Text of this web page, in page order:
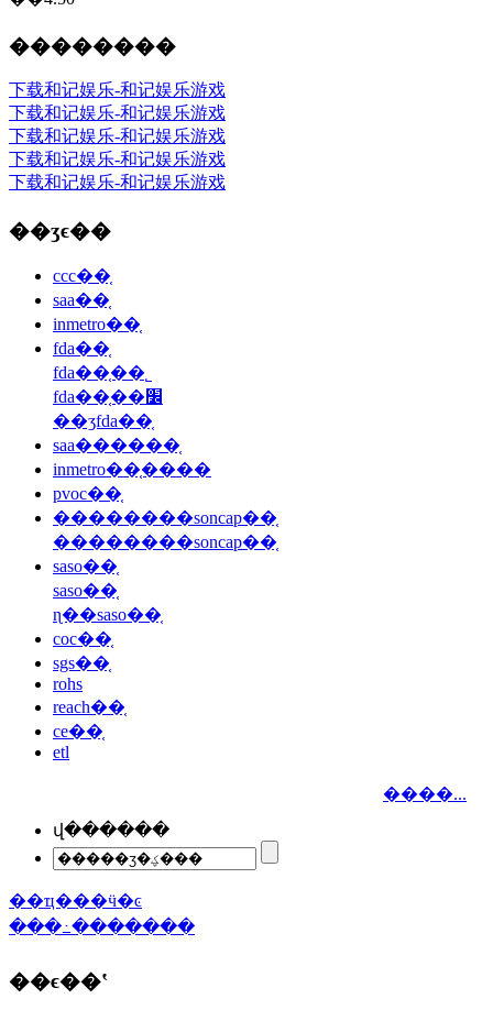
��������
下载和记娱乐-和记娱乐游戏
下载和记娱乐-和记娱乐游戏
下载和记娱乐-和记娱乐游戏
下载和记娱乐-和记娱乐游戏
下载和记娱乐-和记娱乐游戏
��ʒϵ��
ccc��֤
saa��֤
inmetro��֤
fda��֤
fda��֤��˾
fda��֤��׼
��ʒfda��֤
saa������֤
inmetro��֤����
pvoc��֤
��������soncap��֤
��������soncap��֤
saso��֤
saso��֤
ɳ��saso��֤
coc��֤
sgs��֤
rohs
reach��֤
ce��֤
etl
����...
վ������
��ҵ���ӵ�ͼ
���߸�������
��ϵ��ʽ